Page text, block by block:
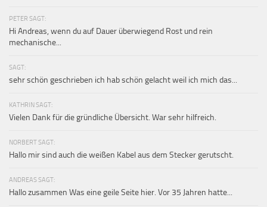
PETER SAGT:
Hi Andreas, wenn du auf Dauer überwiegend Rost und rein
mechanische...
SAGT:
sehr schön geschrieben ich hab schön gelacht weil ich mich das...
KATHRIN SAGT:
Vielen Dank für die gründliche Übersicht. War sehr hilfreich.
NORBERT SAGT:
Hallo mir sind auch die weißen Kabel aus dem Stecker gerutscht.
ANDREAS SAGT:
Hallo zusammen Was eine geile Seite hier. Vor 35 Jahren hatte...